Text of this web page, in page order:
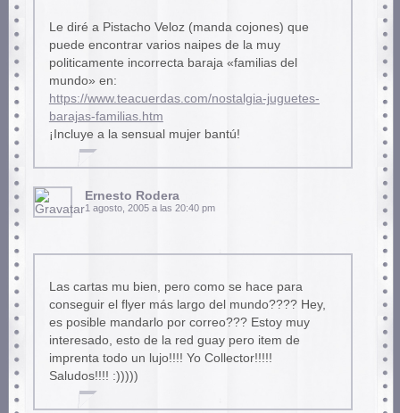
Le diré a Pistacho Veloz (manda cojones) que
puede encontrar varios naipes de la muy
politicamente incorrecta baraja «familias del
mundo» en:
https://www.teacuerdas.com/nostalgia-juguetes-
barajas-familias.htm
¡Incluye a la sensual mujer bantú!
Ernesto Rodera
1 agosto, 2005 a las 20:40 pm
Las cartas mu bien, pero como se hace para
conseguir el flyer más largo del mundo???? Hey,
es posible mandarlo por correo??? Estoy muy
interesado, esto de la red guay pero item de
imprenta todo un lujo!!!! Yo Collector!!!!!
Saludos!!!! :)))))